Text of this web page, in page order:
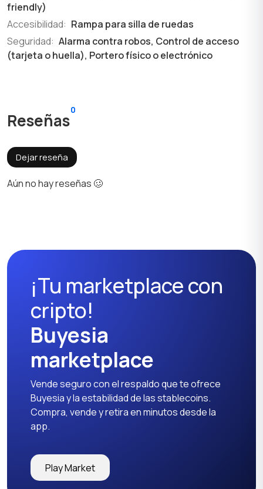
friendly)
Accesibilidad: Rampa para silla de ruedas
Seguridad: Alarma contra robos, Control de acceso
(tarjeta o huella), Portero físico o electrónico
Reseñas
0
Dejar reseña
Aún no hay reseñas 🥴
¡Tu marketplace con
cripto!
Buyesia
marketplace
Vende seguro con el respaldo que te ofrece
Buyesia y la estabilidad de las stablecoins.
Compra, vende y retira en minutos desde la
app.
Play Market